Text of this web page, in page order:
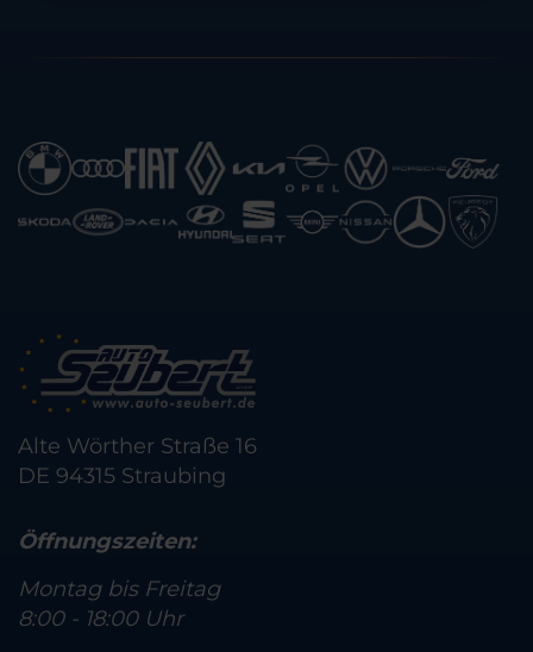
Alte Wörther Straße 16
DE 94315 Straubing
Öffnungszeiten:
Montag bis Freitag
8:00 - 18:00 Uhr